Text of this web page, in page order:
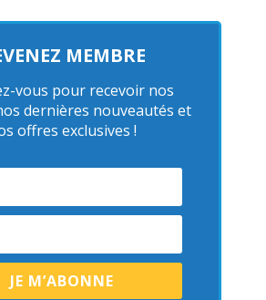
MEMBRE
vous pour recevoir nos
dernières nouveautés et
offres exclusives !